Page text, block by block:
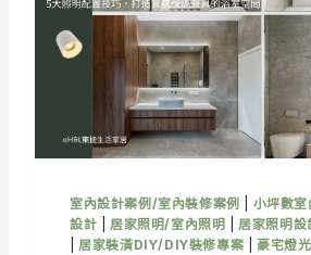
客
廳
格
局
與
空
間
置
、
動
室內設計案例/室內裝修案例
小坪數
設計
居家照明/室內照明
居家照明
居家裝潢DIY/DIY裝修專案
豪宅燈